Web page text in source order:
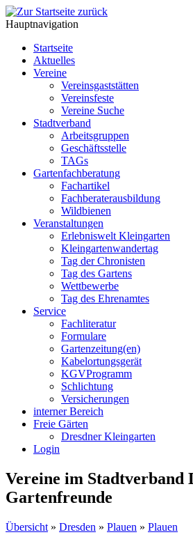
Hauptnavigation
Startseite
Aktuelles
Vereine
Vereinsgaststätten
Vereinsfeste
Vereine Suche
Stadtverband
Arbeitsgruppen
Geschäftsstelle
TAGs
Gartenfachberatung
Fachartikel
Fachberaterausbildung
Wildbienen
Veranstaltungen
Erlebniswelt Kleingarten
Kleingartenwandertag
Tag der Chronisten
Tag des Gartens
Wettbewerbe
Tag des Ehrenamtes
Service
Fachliteratur
Formulare
Gartenzeitung(en)
Kabelortungsgerät
KGVProgramm
Schlichtung
Versicherungen
interner Bereich
Freie Gärten
Dresdner Kleingarten
Login
Vereine im Stadtverband
Gartenfreunde
Übersicht » Dresden » Plauen » Plauen